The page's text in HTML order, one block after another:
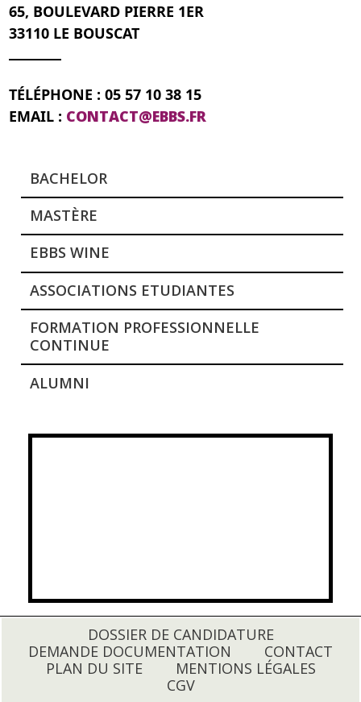
65, BOULEVARD PIERRE 1ER
33110 LE BOUSCAT
TÉLÉPHONE : 05 57 10 38 15
EMAIL : CONTACT@EBBS.FR
BACHELOR
MASTÈRE
EBBS WINE
ASSOCIATIONS ETUDIANTES
FORMATION PROFESSIONNELLE
CONTINUE
ALUMNI
DOSSIER DE CANDIDATURE
DEMANDE DOCUMENTATION
CONTACT
PLAN DU SITE
MENTIONS LÉGALES
CGV